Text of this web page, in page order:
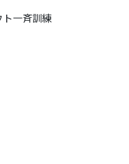
ト一斉訓練